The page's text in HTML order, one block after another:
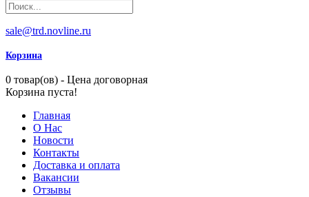
sale@trd.novline.ru
Корзина
0 товар(ов) - Цена договорная
Корзина пуста!
Главная
О Нас
Новости
Контакты
Доставка и оплата
Вакансии
Отзывы